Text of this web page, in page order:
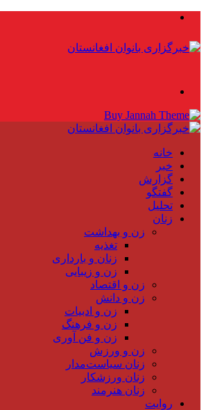
خانه
خبر
گزارش
گفتگو
تحلیل
زنان
زن و بهداشت
تغذیه
زنان و بارداری
زن و زیبایی
زن و اقتصاد
زن و دانش
زن و ادبیات
زن و فرهنگ
زن و فن آوری
زن و ورزش
زنان سیاست‌مدار
زنان ورزشکار
زنان هنرمند
روایت